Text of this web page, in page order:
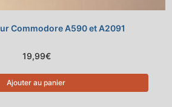
Commodore A590 et A2091
19,99€
Ajouter au panier